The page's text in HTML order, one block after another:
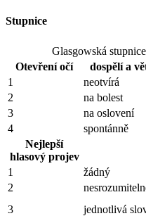
Stupnice
Glasgowská
Otevření očí dospělí a
1
neotvírá
2
na bolest
3
na oslovení
4
spontánně
Nejlepší
hlasový projev
1
žádný
2
3
jednotlivá